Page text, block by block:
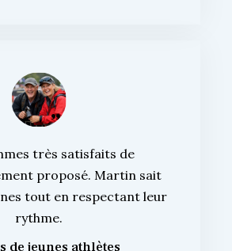
très satisfaits de
proposé. Martin sait
tout en respectant leur
rythme.
de jeunes athlètes